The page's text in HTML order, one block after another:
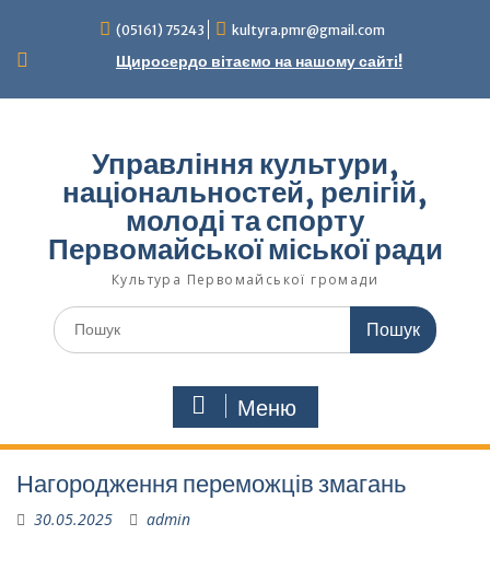
вмісту
(05161) 75243 kultyra.pmr@gmail.com
Щиросердо вітаємо на нашому сайті!
Управління культури,
національностей, релігій,
молоді та спорту
Первомайської міської ради
Культура Первомайcької громади
Шукати:
Меню
Нагородження переможців змагань
30.05.2025 admin